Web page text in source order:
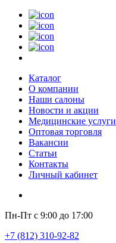
Каталог
О компании
Наши салоны
Новости и акции
Медицинские услуги
Оптовая торговля
Вакансии
Статьи
Контакты
Личный кабинет
Пн-Пт с 9:00 до 17:00
+7 (812) 310-92-82